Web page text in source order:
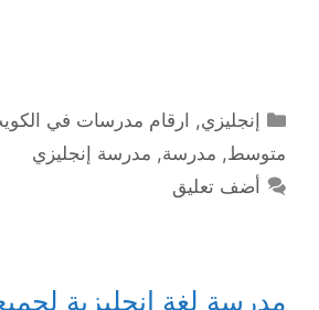
التصنيفات
إنجليزي, ارقام مدرسات في
متوسط, مدرسة, مدرسة إنجليزي
أضف تعليق
مدرسة لغة إنجليزية